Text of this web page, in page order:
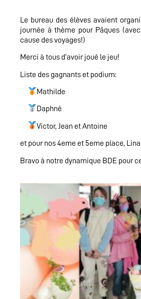
Le bureau des élèves avaient
journée à thème pour Pâques
cause des voyages!)
Merci à tous d’avoir joué le jeu!
Liste des gagnants et podium:
Mathilde
Daphné
Victor, Jean et Antoine
et pour nos 4eme et 5eme place,
Bravo à notre dynamique BDE pour